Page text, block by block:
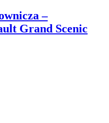
–
Grand Scenic